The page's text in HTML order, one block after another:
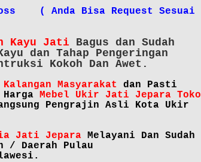
Bisa Request Sesuai
Kayu Jati Bagus dan Sudah
dan Tahap Pengeringan
Kokoh Dan Awet.
Masyarakat
dan Pasti
Mebel Ukir Jati Jepara Toko
Pengrajin Asli Kota Ukir
Jati Jepara Melayani Dan Sudah
/ Daerah Pulau